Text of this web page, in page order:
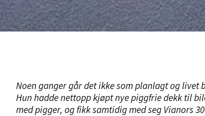
Noen ganger går det ikke som planlagt og livet
Hun hadde nettopp kjøpt nye piggfrie dekk til
med pigger, og fikk samtidig med seg Vianors